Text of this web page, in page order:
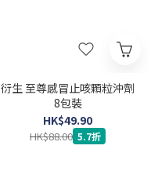
衍生 至尊感冒止咳顆粒沖劑
8包裝
HK$49.90
HK$88.00 5.7折